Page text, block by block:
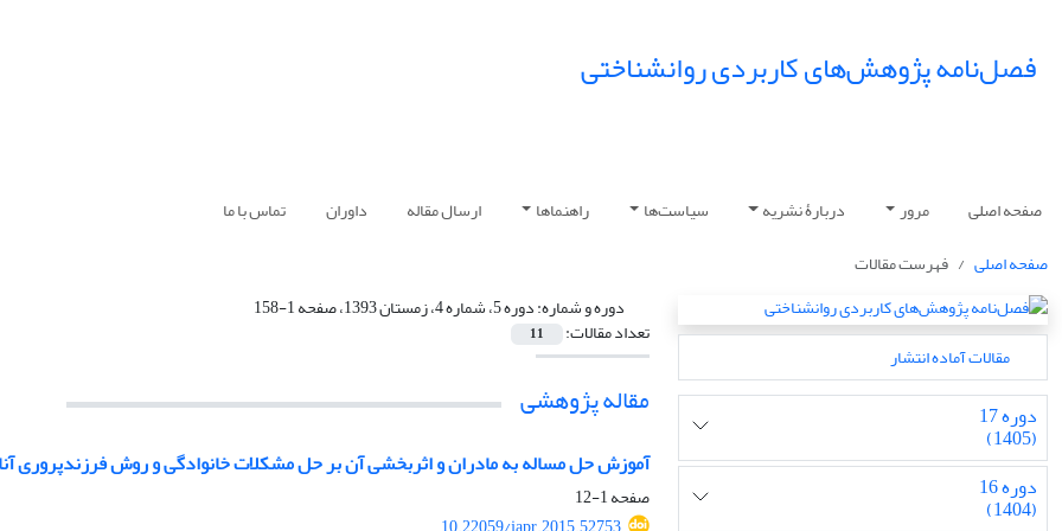
فصل‌نامه پژوهش‌های کاربردی روانشناختی
صفحه اصلی مرور دربارۀ نشریه سیاست‌ها راهنماها ارسال مقاله داوران
تماس با ما
صفحه اصلی
فهرست مقالات
مقالات آماده انتشار
دوره 17
(1405)
دوره 16
(1404)
دوره و شماره:دوره 5، شماره 4، زمستان 1393، صفحه 1-158
تعداد مقالات: 11
مقاله پژوهشی
آموزش حل مساله به مادران و اثربخشی آن بر حل مشکلات خانوادگی و روش فرزندپروری
صفحه1-12